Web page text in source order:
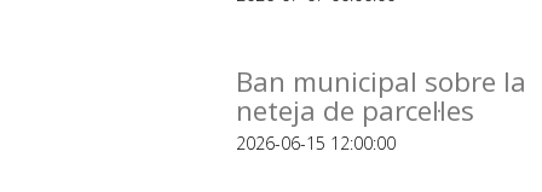
Ban municipal sobre la
neteja de parcel·les
2026-06-15 12:00:00